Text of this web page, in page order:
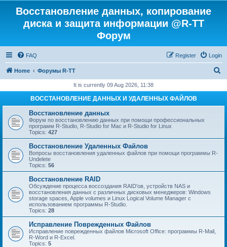
Восстановление данных, копирование
диска и защита информации @R-TT
Форум
FAQ Login
Register
Home Форумы R-TT
r
It is currently 09 Aug 2026, 11:38
ВОССТАНОВЛЕНИЕ ДАННЫХ И УДАЛЕННЫХ ФАЙЛОВ
Восстановление данных
Форум по восстановлению данных при помощи профессиональных
программ R-Studio, R-Studio for Mac и R-Studio for Linux
Topics: 427
Восстановление Удаленных Файлов
Вопросы восстановления удаленных файлов при помощи программы R-
Undelete
Topics: 56
Восстановление RAID
Обсуждение процесса воссоздания RAID'ов, устройств NAS и
восстановления данных с различных дисковых менеджеров: Windows
storage spaces, Apple volumes и Linux Logical Volume Manager с
использованием программы R-Studio.
Topics: 28
Исправление Поврежденных Файлов
Исправление поврежденных файлов Microsoft Office: программы R-Mail,
R-Word и R-Excel.
Topics: 5